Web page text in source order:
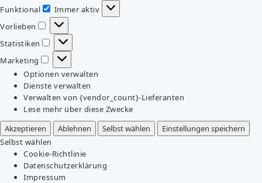
Funktional
Funktional
Immer aktiv
Vorlieben
Vorlieben
Statistiken
Statistiken
Marketing
Marketing
Optionen verwalten
Dienste verwalten
Verwalten von {vendor_count}-Lieferanten
Lese mehr über diese Zwecke
Akzeptieren
Ablehnen Selbst wählen
Einstellungen speichern
Selbst wählen
Cookie-Richtlinie
Datenschutzerklärung
Impressum